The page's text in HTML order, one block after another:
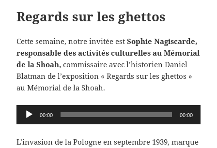
Regards sur les ghettos
Cette semaine, notre invitée est Sophie Nagiscarde,
responsable des activités culturelles au Mémorial
de la Shoah, commissaire avec l’historien Daniel
Blatman de l’exposition « Regards sur les ghettos »
au Mémorial de la Shoah.
Lecteur
audio
00:00 00:00
L’invasion de la Pologne en septembre 1939, marque